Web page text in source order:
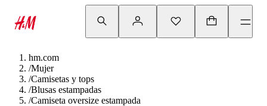
hm.com
/Mujer
/Camisetas y tops
/Blusas estampadas
/Camiseta oversize estampada